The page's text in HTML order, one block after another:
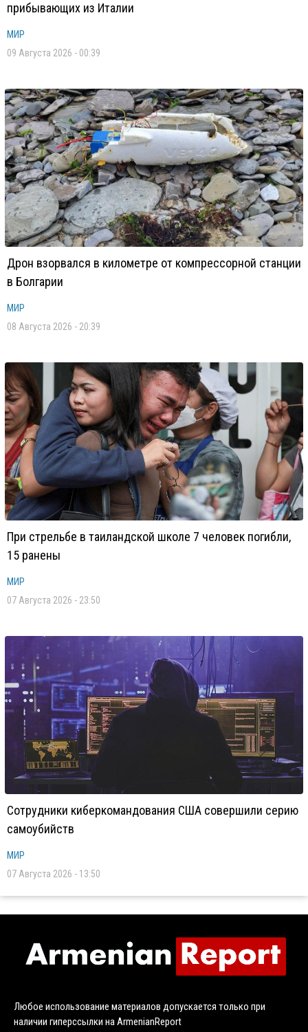
прибывающих из Италии
МИР
09 Августа 2026 - 00:39
Дрон взорвался в километре от компрессорной станции
в Болгарии
МИР
08 Августа 2026 - 20:39
При стрельбе в таиландской школе 7 человек погибли,
15 ранены
МИР
07 Августа 2026 - 23:50
Сотрудники киберкомандования США совершили серию
самоубийств
МИР
07 Августа 2026 - 13:50
Любое использование материалов допускается только при
наличии гиперссылки на ArmenianReport